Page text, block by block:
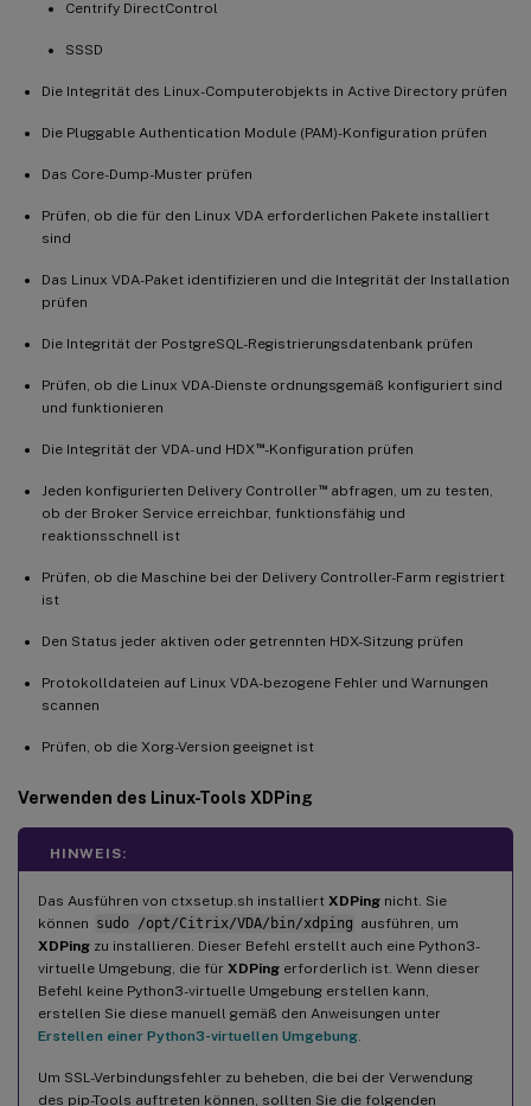
Centrify DirectControl
SSSD
Die Integrität des Linux-Computerobjekts in Active Directory prüfen
Die Pluggable Authentication Module (PAM)-Konfiguration prüfen
Das Core-Dump-Muster prüfen
Prüfen, ob die für den Linux VDA erforderlichen Pakete installiert
sind
Das Linux VDA-Paket identifizieren und die Integrität der Installation
prüfen
Die Integrität der PostgreSQL-Registrierungsdatenbank prüfen
Prüfen, ob die Linux VDA-Dienste ordnungsgemäß konfiguriert sind
und funktionieren
Die Integrität der VDA- und HDX ™-Konfiguration prüfen
Jeden konfigurierten Delivery Controller™abfragen, um zu testen,
ob der Broker Service erreichbar, funktionsfähig und
reaktionsschnell ist
Prüfen, ob die Maschine bei der Delivery Controller-Farm registriert
ist
Den Status jeder aktiven oder getrennten HDX-Sitzung prüfen
Protokolldateien auf Linux VDA-bezogene Fehler und Warnungen
scannen
Prüfen, ob die Xorg-Version geeignet ist
Verwenden des Linux-Tools XDPing
HINWEIS:
Das Ausführen von ctxsetup.sh installiert XDPing nicht. Sie
können sudo /opt/Citrix/VDA/bin/xdping ausführen, um
XDPing zu installieren. Dieser Befehl erstellt auch eine Python3-
virtuelle Umgebung, die für XDPing erforderlich ist. Wenn dieser
Befehl keine Python3-virtuelle Umgebung erstellen kann,
erstellen Sie diese manuell gemäß den Anweisungen unter
Erstellen einer Python3-virtuellen Umgebung
Um SSL-Verbindungsfehler zu beheben, die bei der Verwendung
des pip-Tools auftreten können, sollten Sie die folgenden